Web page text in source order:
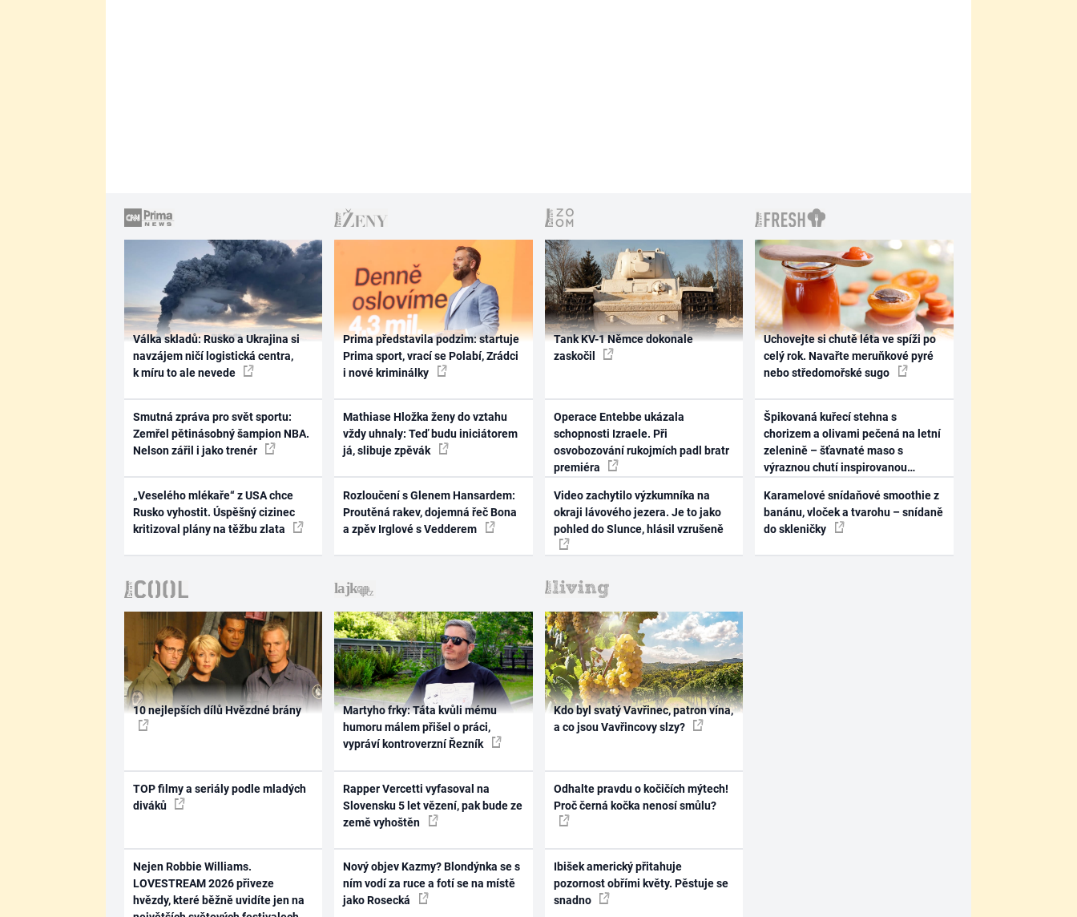
Válka skladů: Rusko a Ukrajina si
navzájem ničí logistická centra,
k míru to ale nevede
Smutná zpráva pro svět sportu:
Zemřel pětinásobný šampion NBA.
Nelson zářil i jako trenér
„Veselého mlékaře“ z USA chce
Rusko vyhostit. Úspěšný cizinec
kritizoval plány na těžbu zlata
Prima představila podzim: startuje
Prima sport, vrací se Polabí, Zrádci
i nové kriminálky
Mathiase Hložka ženy do vztahu
vždy uhnaly: Teď budu iniciátorem
já, slibuje zpěvák
Rozloučení s Glenem Hansardem:
Proutěná rakev, dojemná řeč Bona
a zpěv Irglové s Vedderem
Tank KV-1 Němce dokonale
zaskočil
Operace Entebbe ukázala
schopnosti Izraele. Při
osvobozování rukojmích padl bratr
premiéra
Video zachytilo výzkumníka na
okraji lávového jezera. Je to jako
pohled do Slunce, hlásil vzrušeně
Uchovejte si chutě léta ve spíži po
celý rok. Navařte meruňkové pyré
nebo středomořské sugo
Špikovaná kuřecí stehna s
chorizem a olivami pečená na letní
zelenině – šťavnaté maso s
výraznou chutí inspirovanou
Karamelové snídaňové smoothie z
banánu, vloček a tvarohu – snídaně
do skleničky
10 nejlepších dílů Hvězdné brány
TOP filmy a seriály podle mladých
diváků
Nejen Robbie Williams.
LOVESTREAM 2026 přiveze
hvězdy, které běžně uvidíte jen na
Martyho frky: Táta kvůli mému
humoru málem přišel o práci,
vypráví kontroverzní Řezník
Rapper Vercetti vyfasoval na
Slovensku 5 let vězení, pak bude ze
země vyhoštěn
Nový objev Kazmy? Blondýnka se s
ním vodí za ruce a fotí se na místě
jako Rosecká
Kdo byl svatý Vavřinec, patron vína,
a co jsou Vavřincovy slzy?
Odhalte pravdu o kočičích mýtech!
Proč černá kočka nenosí smůlu?
Ibišek americký přitahuje
pozornost obřími květy. Pěstuje se
snadno